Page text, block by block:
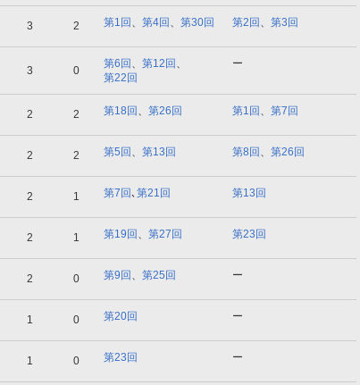
3 2 第1回 第4回 第30回 第2回 第3回
3 0
第6回 第12回
第22回
ー
2 2 第18回 第26回 第1回 第7回
2 2 第5回 第13回 第8回 第26回
2 1 第7回､ 第21回 第13回
2 1 第19回 第27回 第23回
2 0 第9回 第25回 ー
1 0 第20回 ー
1 0 第23回 ー